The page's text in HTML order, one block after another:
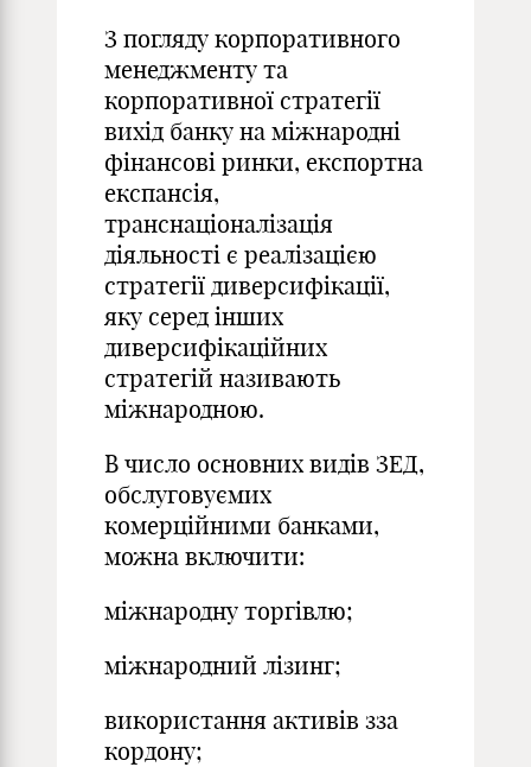
З погляду корпоративного
менеджменту та
корпоративної стратегії
вихід банку на міжнародні
фінансові ринки, експортна
експансія,
транснаціоналізація
діяльності є реалізацією
стратегії диверсифікації,
яку серед інших
диверсифікаційних
стратегій називають
міжнародною.
В число основних видів ЗЕД,
обслуговуємих
комерційними банками,
можна включити:
міжнародну торгівлю;
міжнародний лізинг;
використання активів зза
кордону;